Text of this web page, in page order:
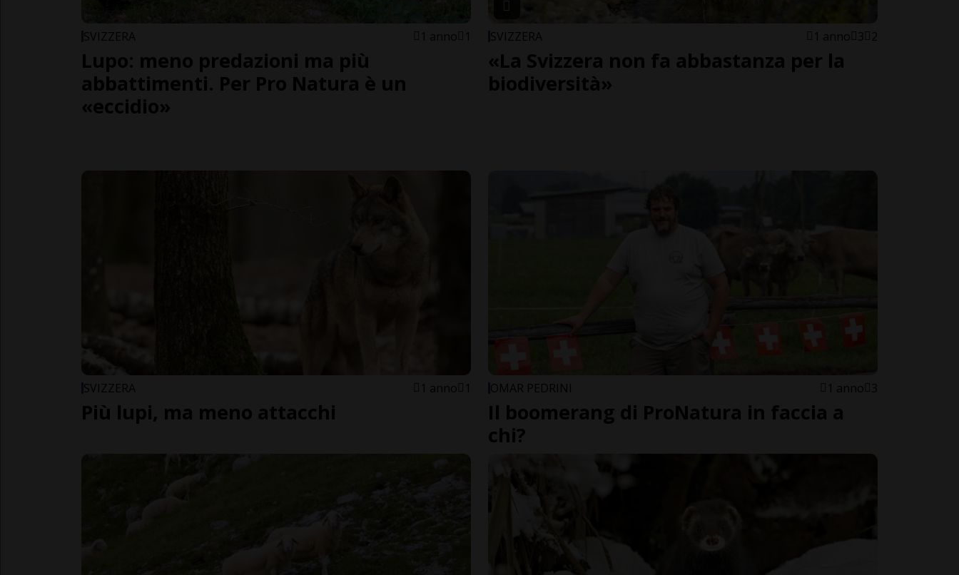
SVIZZERA 1 anno 1
Lupo: meno predazioni ma più
abbattimenti. Per Pro Natura è un
«eccidio»
SVIZZERA 1 anno 3 2
«La Svizzera non fa abbastanza per la
biodiversità»
SVIZZERA 1 anno 1
Più lupi, ma meno attacchi
OMAR PEDRINI 1 anno 3
Il boomerang di ProNatura in faccia a
chi?